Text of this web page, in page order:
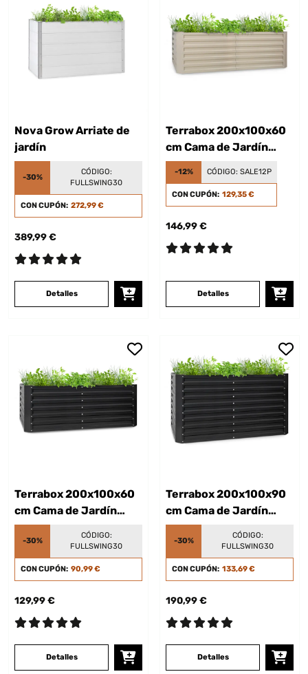
Nova Grow Arriate de
jardín
-30%
CÓDIGO:
FULLSWING30
CON CUPÓN: 272,99 €
389,99 €
Detalles
Terrabox 200x100x60
cm Cama de Jardín
elevada Crema
-12% CÓDIGO: SALE12P
CON CUPÓN: 129,35 €
146,99 €
Detalles
Terrabox 200x100x60
cm Cama de Jardín
elevada Antracita
-30%
CÓDIGO:
FULLSWING30
CON CUPÓN: 90,99 €
129,99 €
Detalles
Terrabox 200x100x90
cm Cama de Jardín
elevada Antracita
-30%
CÓDIGO:
FULLSWING30
CON CUPÓN: 133,69 €
190,99 €
Detalles